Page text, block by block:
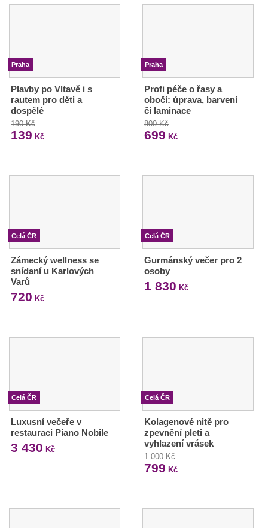
Praha
Plavby po Vltavě i s
rautem pro děti a
dospělé
190 Kč
139 Kč
Praha
Profi péče o řasy a
obočí: úprava, barvení
či laminace
800 Kč
699 Kč
Celá ČR
Zámecký wellness se
snídaní u Karlových
Varů
720 Kč
Celá ČR
Gurmánský večer pro 2
osoby
1 830 Kč
Celá ČR
Luxusní večeře v
restauraci Piano Nobile
3 430 Kč
Celá ČR
Kolagenové nitě pro
zpevnění pleti a
vyhlazení vrásek
1 000 Kč
799 Kč